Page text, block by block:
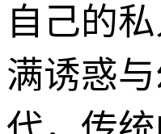
自己的
满诱惑